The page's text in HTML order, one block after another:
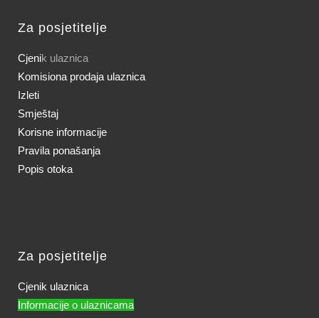
Za posjetitelje
Cjenik ulaznica
Komisiona prodaja ulaznica
Izleti
Smještaj
Korisne informacije
Pravila ponašanja
Popis otoka
Za posjetitelje
Cjenik ulaznica
Informacije o ulaznicama